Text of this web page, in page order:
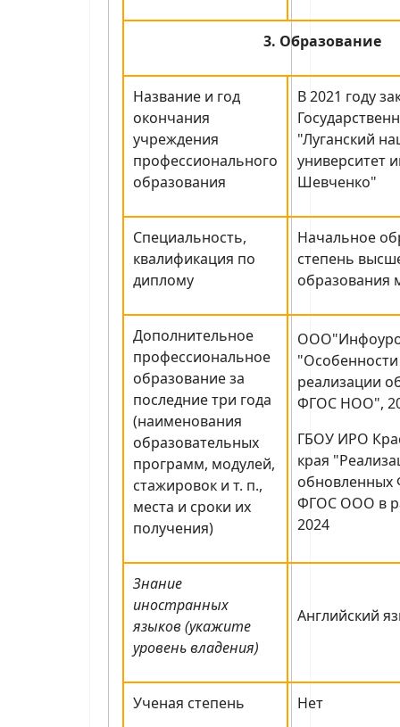
3. Образование
Название и год
окончания
учреждения
профессионального
образования
В 2021 году
"Луганский
университет
Шевченко"
Специальность,
квалификация по
диплому
Начальное
степень
образования
Дополнительное
профессиональное
образование за
последние три года
(наименования
образовательных
программ, модулей,
стажировок и т. п.,
места и сроки их
получения)
реализации
ФГОС НОО",
ГБОУ ИРО
края
ФГОС ООО в
2024
Знание
иностранных
языков (укажите
уровень владения)
Английский
Ученая степень Нет